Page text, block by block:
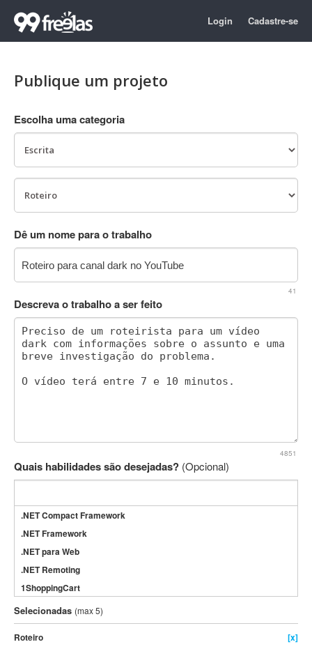
Login Cadastre-se
Publique um projeto
Escolha uma categoria
Dê um nome para o trabalho
41
Descreva o trabalho a ser feito
4851
Quais habilidades são desejadas? (Opcional)
.NET Compact Framework
.NET Framework
.NET para Web
.NET Remoting
1ShoppingCart
3DS Max
3GSM
4D Dimension
Selecionadas (max 5)
Roteiro [x]